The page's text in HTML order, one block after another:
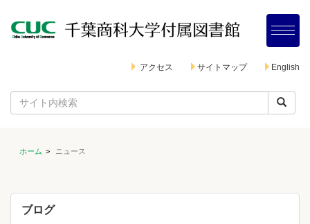
アクセス サイトマップ English
ホーム ニュース
ブログ